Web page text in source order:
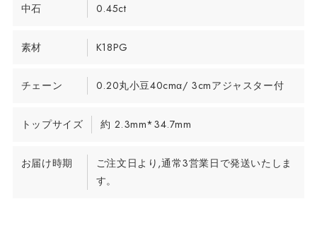
中石 0.45ct
素材 K18PG
チェーン 0.20丸小豆40cmα/ 3cmアジャスター付
トップサイズ 約 2.3mm*34.7mm
お届け時期
ご注文日より,通常3営業日で発送いたしま
す。